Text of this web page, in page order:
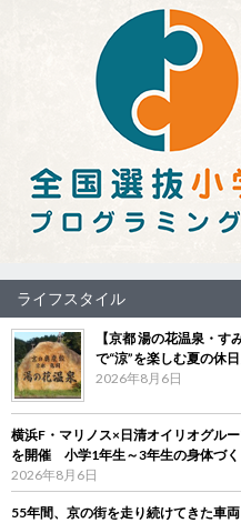
ライフスタイル
【京都 湯の花温泉・
で“涼”を楽しむ夏の休
2026年8月6日
横浜F・マリノス×日清オイリオグル
を開催 小学1年生～3年生の身体づく
2026年8月6日
55年間、京の街を走り続けてきた車